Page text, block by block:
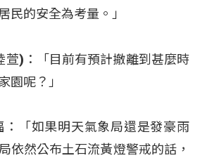
民的安全為考量。」
)：「目前有預計撤離到甚麼時
園呢？」
：「如果明天氣象局還是發豪雨
依然公布土石流黃燈警戒的話，